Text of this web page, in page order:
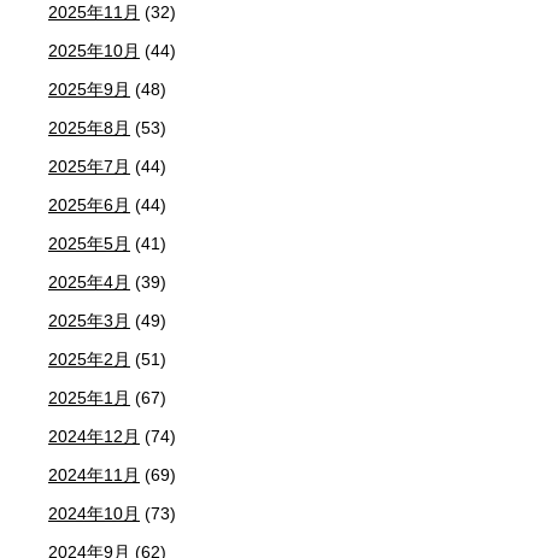
2025年11月 (32)
2025年10月 (44)
2025年9月 (48)
2025年8月 (53)
2025年7月 (44)
2025年6月 (44)
2025年5月 (41)
2025年4月 (39)
2025年3月 (49)
2025年2月 (51)
2025年1月 (67)
2024年12月 (74)
2024年11月 (69)
2024年10月 (73)
2024年9月 (62)